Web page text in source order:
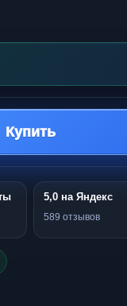
Купить
5,0 на Яндекс
589 отзывов